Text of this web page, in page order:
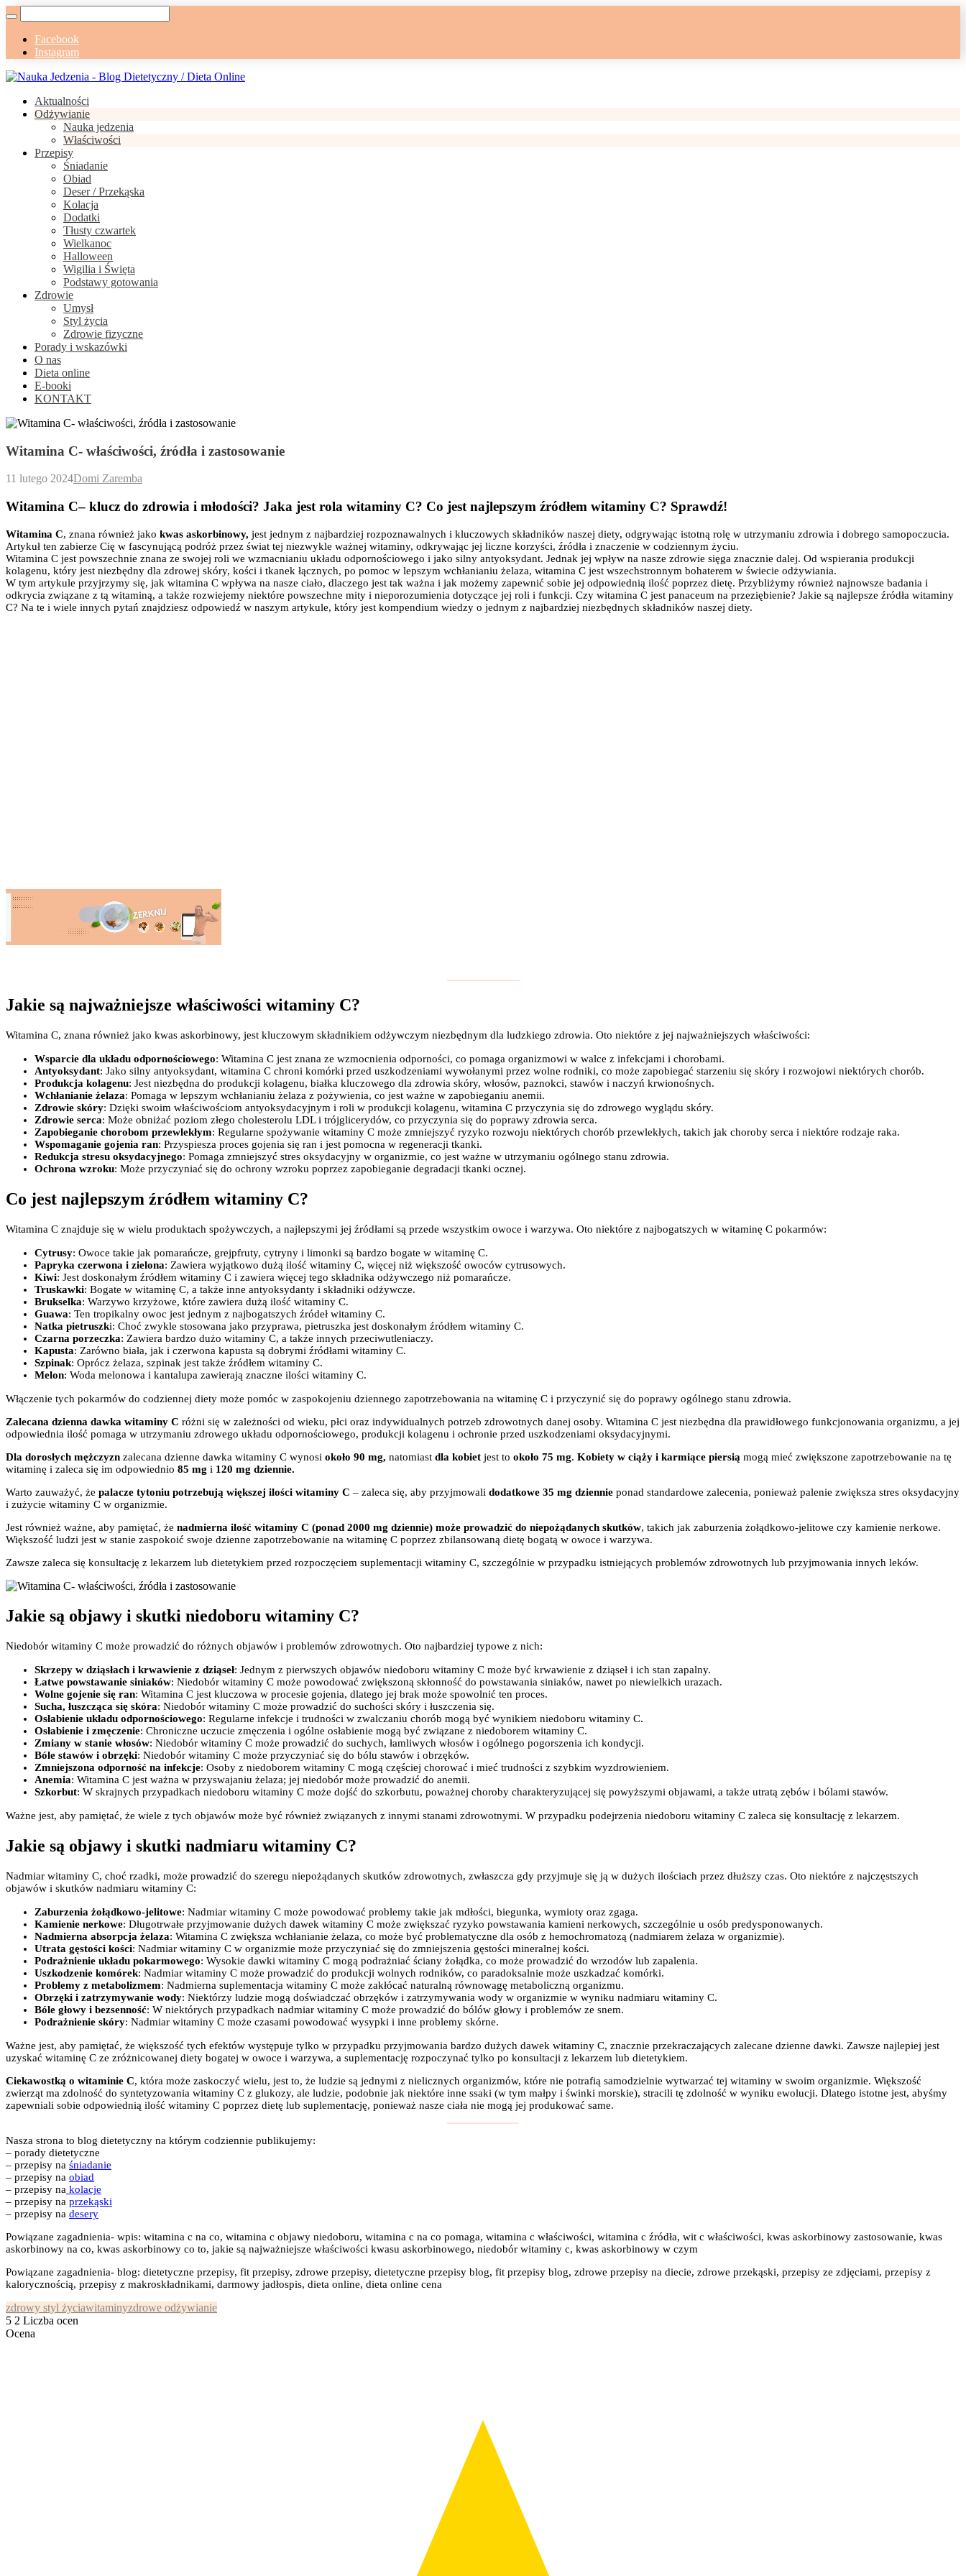
Facebook
Instagram
Aktualności
Odżywianie
Nauka jedzenia
Właściwości
Przepisy
Śniadanie
Obiad
Deser / Przekąska
Kolacja
Dodatki
Tłusty czwartek
Wielkanoc
Halloween
Wigilia i Święta
Podstawy gotowania
Zdrowie
Umysł
Styl życia
Zdrowie fizyczne
Porady i wskazówki
O nas
Dieta online
E-booki
KONTAKT
Witamina C- właściwości, źródła i zastosowanie
11 lutego 2024Domi Zaremba
Witamina C– klucz do zdrowia i młodości? Jaka jest rola witaminy C? Co jest najlepszym źródłem witaminy C? Sprawdź!
Witamina C, znana również jako kwas askorbinowy, jest jednym z najbardziej rozpoznawalnych i kluczowych składników naszej diety, odgrywając istotną rolę w utrzymaniu zdrowia i dobrego samopoczucia.
Artykuł ten zabierze Cię w fascynującą podróż przez świat tej niezwykle ważnej witaminy, odkrywając jej liczne korzyści, źródła i znaczenie w codziennym życiu.
Witamina C jest powszechnie znana ze swojej roli we wzmacnianiu układu odpornościowego i jako silny antyoksydant. Jednak jej wpływ na nasze zdrowie sięga znacznie dalej. Od wspierania produkcji
kolagenu, który jest niezbędny dla zdrowej skóry, kości i tkanek łącznych, po pomoc w lepszym wchłanianiu żelaza, witamina C jest wszechstronnym bohaterem w świecie odżywiania.
W tym artykule przyjrzymy się, jak witamina C wpływa na nasze ciało, dlaczego jest tak ważna i jak możemy zapewnić sobie jej odpowiednią ilość poprzez dietę. Przybliżymy również najnowsze badania i
odkrycia związane z tą witaminą, a także rozwiejemy niektóre powszechne mity i nieporozumienia dotyczące jej roli i funkcji. Czy witamina C jest panaceum na przeziębienie? Jakie są najlepsze źródła witaminy
C? Na te i wiele innych pytań znajdziesz odpowiedź w naszym artykule, który jest kompendium wiedzy o jednym z najbardziej niezbędnych składników naszej diety.
Jakie są najważniejsze właściwości witaminy C?
Witamina C, znana również jako kwas askorbinowy, jest kluczowym składnikiem odżywczym niezbędnym dla ludzkiego zdrowia. Oto niektóre z jej najważniejszych właściwości:
Wsparcie dla układu odpornościowego: Witamina C jest znana ze wzmocnienia odporności, co pomaga organizmowi w walce z infekcjami i chorobami.
Antyoksydant: Jako silny antyoksydant, witamina C chroni komórki przed uszkodzeniami wywołanymi przez wolne rodniki, co może zapobiegać starzeniu się skóry i rozwojowi niektórych chorób.
Produkcja kolagenu: Jest niezbędna do produkcji kolagenu, białka kluczowego dla zdrowia skóry, włosów, paznokci, stawów i naczyń krwionośnych.
Wchłanianie żelaza: Pomaga w lepszym wchłanianiu żelaza z pożywienia, co jest ważne w zapobieganiu anemii.
Zdrowie skóry: Dzięki swoim właściwościom antyoksydacyjnym i roli w produkcji kolagenu, witamina C przyczynia się do zdrowego wyglądu skóry.
Zdrowie serca: Może obniżać poziom złego cholesterolu LDL i trójglicerydów, co przyczynia się do poprawy zdrowia serca.
Zapobieganie chorobom przewlekłym: Regularne spożywanie witaminy C może zmniejszyć ryzyko rozwoju niektórych chorób przewlekłych, takich jak choroby serca i niektóre rodzaje raka.
Wspomaganie gojenia ran: Przyspiesza proces gojenia się ran i jest pomocna w regeneracji tkanki.
Redukcja stresu oksydacyjnego: Pomaga zmniejszyć stres oksydacyjny w organizmie, co jest ważne w utrzymaniu ogólnego stanu zdrowia.
Ochrona wzroku: Może przyczyniać się do ochrony wzroku poprzez zapobieganie degradacji tkanki ocznej.
Co jest najlepszym źródłem witaminy C?
Witamina C znajduje się w wielu produktach spożywczych, a najlepszymi jej źródłami są przede wszystkim owoce i warzywa. Oto niektóre z najbogatszych w witaminę C pokarmów:
Cytrusy: Owoce takie jak pomarańcze, grejpfruty, cytryny i limonki są bardzo bogate w witaminę C.
Papryka czerwona i zielona: Zawiera wyjątkowo dużą ilość witaminy C, więcej niż większość owoców cytrusowych.
Kiwi: Jest doskonałym źródłem witaminy C i zawiera więcej tego składnika odżywczego niż pomarańcze.
Truskawki: Bogate w witaminę C, a także inne antyoksydanty i składniki odżywcze.
Brukselka: Warzywo krzyżowe, które zawiera dużą ilość witaminy C.
Guawa: Ten tropikalny owoc jest jednym z najbogatszych źródeł witaminy C.
Natka pietruszki: Choć zwykle stosowana jako przyprawa, pietruszka jest doskonałym źródłem witaminy C.
Czarna porzeczka: Zawiera bardzo dużo witaminy C, a także innych przeciwutleniaczy.
Kapusta: Zarówno biała, jak i czerwona kapusta są dobrymi źródłami witaminy C.
Szpinak: Oprócz żelaza, szpinak jest także źródłem witaminy C.
Melon: Woda melonowa i kantalupa zawierają znaczne ilości witaminy C.
Włączenie tych pokarmów do codziennej diety może pomóc w zaspokojeniu dziennego zapotrzebowania na witaminę C i przyczynić się do poprawy ogólnego stanu zdrowia.
Zalecana dzienna dawka witaminy C różni się w zależności od wieku, płci oraz indywidualnych potrzeb zdrowotnych danej osoby. Witamina C jest niezbędna dla prawidłowego funkcjonowania organizmu, a jej
odpowiednia ilość pomaga w utrzymaniu zdrowego układu odpornościowego, produkcji kolagenu i ochronie przed uszkodzeniami oksydacyjnymi.
Dla dorosłych mężczyzn zalecana dzienne dawka witaminy C wynosi około 90 mg, natomiast dla kobiet jest to około 75 mg. Kobiety w ciąży i karmiące piersią mogą mieć zwiększone zapotrzebowanie na tę
witaminę i zaleca się im odpowiednio 85 mg i 120 mg dziennie.
Warto zauważyć, że palacze tytoniu potrzebują większej ilości witaminy C – zaleca się, aby przyjmowali dodatkowe 35 mg dziennie ponad standardowe zalecenia, ponieważ palenie zwiększa stres oksydacyjny
i zużycie witaminy C w organizmie.
Jest również ważne, aby pamiętać, że nadmierna ilość witaminy C (ponad 2000 mg dziennie) może prowadzić do niepożądanych skutków, takich jak zaburzenia żołądkowo-jelitowe czy kamienie nerkowe.
Większość ludzi jest w stanie zaspokoić swoje dzienne zapotrzebowanie na witaminę C poprzez zbilansowaną dietę bogatą w owoce i warzywa.
Zawsze zaleca się konsultację z lekarzem lub dietetykiem przed rozpoczęciem suplementacji witaminy C, szczególnie w przypadku istniejących problemów zdrowotnych lub przyjmowania innych leków.
Jakie są objawy i skutki niedoboru witaminy C?
Niedobór witaminy C może prowadzić do różnych objawów i problemów zdrowotnych. Oto najbardziej typowe z nich:
Skrzepy w dziąsłach i krwawienie z dziąseł: Jednym z pierwszych objawów niedoboru witaminy C może być krwawienie z dziąseł i ich stan zapalny.
Łatwe powstawanie siniaków: Niedobór witaminy C może powodować zwiększoną skłonność do powstawania siniaków, nawet po niewielkich urazach.
Wolne gojenie się ran: Witamina C jest kluczowa w procesie gojenia, dlatego jej brak może spowolnić ten proces.
Sucha, łuszcząca się skóra: Niedobór witaminy C może prowadzić do suchości skóry i łuszczenia się.
Osłabienie układu odpornościowego: Regularne infekcje i trudności w zwalczaniu chorób mogą być wynikiem niedoboru witaminy C.
Osłabienie i zmęczenie: Chroniczne uczucie zmęczenia i ogólne osłabienie mogą być związane z niedoborem witaminy C.
Zmiany w stanie włosów: Niedobór witaminy C może prowadzić do suchych, łamliwych włosów i ogólnego pogorszenia ich kondycji.
Bóle stawów i obrzęki: Niedobór witaminy C może przyczyniać się do bólu stawów i obrzęków.
Zmniejszona odporność na infekcje: Osoby z niedoborem witaminy C mogą częściej chorować i mieć trudności z szybkim wyzdrowieniem.
Anemia: Witamina C jest ważna w przyswajaniu żelaza; jej niedobór może prowadzić do anemii.
Szkorbut: W skrajnych przypadkach niedoboru witaminy C może dojść do szkorbutu, poważnej choroby charakteryzującej się powyższymi objawami, a także utratą zębów i bólami stawów.
Ważne jest, aby pamiętać, że wiele z tych objawów może być również związanych z innymi stanami zdrowotnymi. W przypadku podejrzenia niedoboru witaminy C zaleca się konsultację z lekarzem.
Jakie są objawy i skutki nadmiaru witaminy C?
Nadmiar witaminy C, choć rzadki, może prowadzić do szeregu niepożądanych skutków zdrowotnych, zwłaszcza gdy przyjmuje się ją w dużych ilościach przez dłuższy czas. Oto niektóre z najczęstszych
objawów i skutków nadmiaru witaminy C:
Zaburzenia żołądkowo-jelitowe: Nadmiar witaminy C może powodować problemy takie jak mdłości, biegunka, wymioty oraz zgaga.
Kamienie nerkowe: Długotrwałe przyjmowanie dużych dawek witaminy C może zwiększać ryzyko powstawania kamieni nerkowych, szczególnie u osób predysponowanych.
Nadmierna absorpcja żelaza: Witamina C zwiększa wchłanianie żelaza, co może być problematyczne dla osób z hemochromatozą (nadmiarem żelaza w organizmie).
Utrata gęstości kości: Nadmiar witaminy C w organizmie może przyczyniać się do zmniejszenia gęstości mineralnej kości.
Podrażnienie układu pokarmowego: Wysokie dawki witaminy C mogą podrażniać ściany żołądka, co może prowadzić do wrzodów lub zapalenia.
Uszkodzenie komórek: Nadmiar witaminy C może prowadzić do produkcji wolnych rodników, co paradoksalnie może uszkadzać komórki.
Problemy z metabolizmem: Nadmierna suplementacja witaminy C może zakłócać naturalną równowagę metaboliczną organizmu.
Obrzęki i zatrzymywanie wody: Niektórzy ludzie mogą doświadczać obrzęków i zatrzymywania wody w organizmie w wyniku nadmiaru witaminy C.
Bóle głowy i bezsenność: W niektórych przypadkach nadmiar witaminy C może prowadzić do bólów głowy i problemów ze snem.
Podrażnienie skóry: Nadmiar witaminy C może czasami powodować wysypki i inne problemy skórne.
Ważne jest, aby pamiętać, że większość tych efektów występuje tylko w przypadku przyjmowania bardzo dużych dawek witaminy C, znacznie przekraczających zalecane dzienne dawki. Zawsze najlepiej jest
uzyskać witaminę C ze zróżnicowanej diety bogatej w owoce i warzywa, a suplementację rozpoczynać tylko po konsultacji z lekarzem lub dietetykiem.
Ciekawostką o witaminie C, która może zaskoczyć wielu, jest to, że ludzie są jednymi z nielicznych organizmów, które nie potrafią samodzielnie wytwarzać tej witaminy w swoim organizmie. Większość
zwierząt ma zdolność do syntetyzowania witaminy C z glukozy, ale ludzie, podobnie jak niektóre inne ssaki (w tym małpy i świnki morskie), stracili tę zdolność w wyniku ewolucji. Dlatego istotne jest, abyśmy
zapewniali sobie odpowiednią ilość witaminy C poprzez dietę lub suplementację, ponieważ nasze ciała nie mogą jej produkować same.
Nasza strona to blog dietetyczny na którym codziennie publikujemy:
– porady dietetyczne
– przepisy na śniadanie
– przepisy na obiad
– przepisy na kolacje
– przepisy na przekąski
– przepisy na desery
Powiązane zagadnienia- wpis: witamina c na co, witamina c objawy niedoboru, witamina c na co pomaga, witamina c właściwości, witamina c źródła, wit c właściwości, kwas askorbinowy zastosowanie, kwas
askorbinowy na co, kwas askorbinowy co to, jakie są najważniejsze właściwości kwasu askorbinowego, niedobór witaminy c, kwas askorbinowy w czym
Powiązane zagadnienia- blog: dietetyczne przepisy, fit przepisy, zdrowe przepisy, dietetyczne przepisy blog, fit przepisy blog, zdrowe przepisy na diecie, zdrowe przekąski, przepisy ze zdjęciami, przepisy z
kalorycznością, przepisy z makroskładnikami, darmowy jadłospis, dieta online, dieta online cena
zdrowy styl życiawitaminyzdrowe odżywianie
5 2 Liczba ocen
Ocena